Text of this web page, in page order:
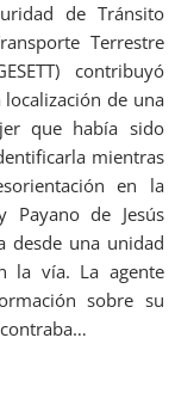
de Tránsito
Terrestre
contribuyó
localización de una
que había sido
mientras
en la
Payano de Jesús
desde una unidad
la vía. La agente
sobre su